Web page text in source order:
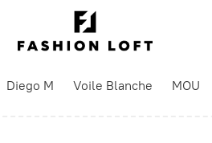
Diego M Voile Blanche MOU